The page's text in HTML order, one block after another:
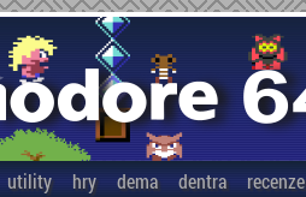
utility hry dema dentra recenze